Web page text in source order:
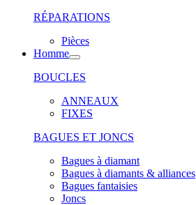
RÉPARATIONS
Pièces
Homme
BOUCLES
ANNEAUX
FIXES
BAGUES ET JONCS
Bagues à diamant
Bagues à diamants & alliances
Bagues fantaisies
Joncs